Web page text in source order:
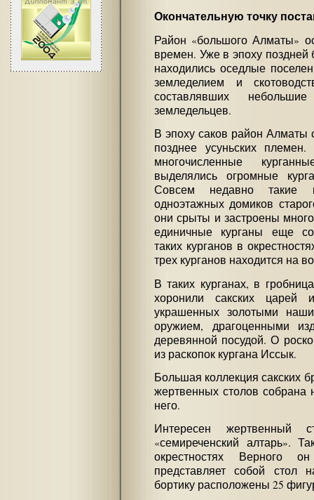
Окончательную точку
Район «большого Алматы»
времен. Уже в эпоху
находились оседлые
земледелием и
составлявших
земледельцев.
В эпоху саков район Алматы
позднее усуньских
многочисленные
выделялись огромные
Совсем недавно такие
одноэтажных домиков
они срыты и застроены
единичные курганы еще
таких курганов в
трех курганов находится на
В таких курганах, в
хоронили сакских
украшенных золотыми
оружием, драгоценными
деревянной посудой. О
из раскопок кургана Иссык.
Большая коллекция сакских
жертвенных столов собрана
него.
Интересен жертвенный
«семиреченский алтарь».
окрестностях Верного
представляет собой стол
бортику расположены 25